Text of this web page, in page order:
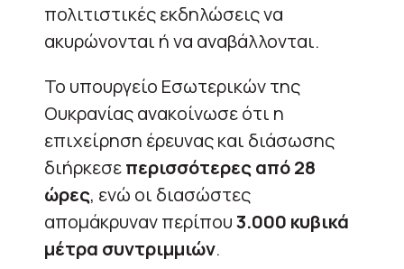
πολιτιστικές εκδηλώσεις να
ακυρώνονται ή να αναβάλλονται.
Το υπουργείο Εσωτερικών της
Ουκρανίας ανακοίνωσε ότι η
επιχείρηση έρευνας και διάσωσης
διήρκεσεπερισσότερες από 28
ώρες, ενώ οι διασώστες
απομάκρυναν περίπου3.000 κυβικά
μέτρα συντριμμιών.